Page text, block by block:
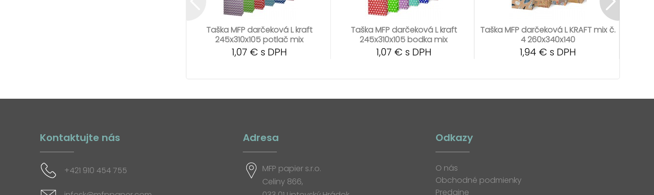
Taška MFP darčeková L kraft
245x310x105 potlač mix
1,07 € s DPH
Taška MFP darčeková L kraft
245x310x105 bodka mix
1,07 € s DPH
Taška MFP darčeková L KRAFT mix č.
4 260x340x140
1,94 € s DPH
Kontaktujte nás
+421 910 454 755
Adresa
MFP papier s.r.o.
Celiny 866,
Odkazy
O nás
Obchodné podmienky
Predajne